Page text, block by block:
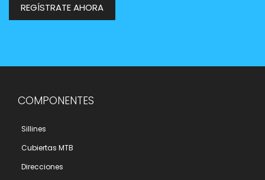
REGÍSTRATE AHORA
COMPONENTES
Sillines
Cubiertas MTB
Direcciones